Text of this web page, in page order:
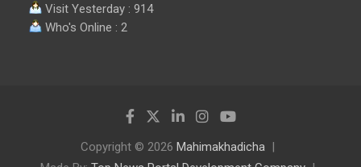
Visit Yesterday : 914
Who's Online : 2
Copyright © 2026 Mahimakhadicha